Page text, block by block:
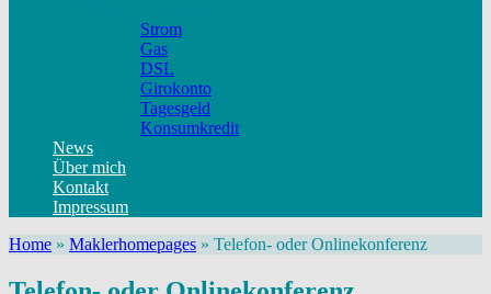
Strom
Gas
DSL
Girokonto
Tagesgeld
Konsumkredit
News
Über mich
Kontakt
Impressum
Home » Maklerhomepages » Telefon- oder Onlinekonferenz